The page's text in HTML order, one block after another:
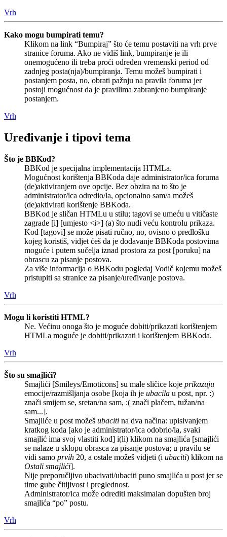
Vrh
Kako mogu bumpirati temu?
Klikom na link “Bumpiraj” što će temu postaviti na vrh prve
stranice foruma. Ako ne vidiš link, bumpiranje je ili
onemogućeno ili treba proći određen vremenski period od
zadnjeg posta(nja)/bumpiranja. Temu možeš bumpirati i
postanjem posta, no, obrati pažnju na pravila foruma jer
postoji mogućnost da je pravilima zabranjeno bumpiranje
postanjem.
Vrh
Uređivanje i tipovi tema
Što je BBKod?
BBKod je specijalna implementacija HTMLa.
Mogućnost korištenja BBKoda daje administrator/ica foruma
(de)aktiviranjem ove opcije. Bez obzira na to što je
administrator/ica odredio/la, opcionalno sam/a možeš
(de)aktivirati korištenje BBKoda.
BBKod je sličan HTMLu u stilu; tagovi se umeću u vitičaste
zagrade [i] [umjesto <i>] (a) što nudi veću kontrolu prikaza.
Kod [tagovi] se može pisati ručno, no, ovisno o predlošku
kojeg koristiš, vidjet ćeš da je dodavanje BBKoda postovima
moguće i putem sučelja iznad prostora za post [poruku] na
obrascu za pisanje postova.
Za više informacija o BBKodu pogledaj Vodič kojemu možeš
pristupiti sa stranice za pisanje/uređivanje postova.
Vrh
Mogu li koristiti HTML?
Ne. Većinu onoga što je moguće dobiti/prikazati korištenjem
HTMLa moguće je dobiti/prikazati i korištenjem BBKoda.
Vrh
Što su smajlići?
Smajlići [Smileys/Emoticons] su male sličice koje prikazuju
emocije/razmišljanja osobe [koja ih je ubacila u post, npr. :)
znači smijem se, sretan/na sam, :( znači plačem, tužan/na
sam...].
Smajliće u post možeš ubaciti na dva načina: upisivanjem
kratkog koda [ako je administrator/ica odobrio/la, svaki
smajlić ima svoj vlastiti kod] i(li) klikom na smajlića [smajlići
se nalaze u sklopu obrasca za pisanje postova; u pravilu se
vidi samo prvih 20, a ostale možeš vidjeti (i ubaciti) klikom na
Ostali smajlići].
Nije preporučljivo ubacivati/ubaciti puno smajlića u post jer se
time gube čitljivost i preglednost.
Administrator/ica može odrediti maksimalan dopušten broj
smajlića “po” postu.
Vrh